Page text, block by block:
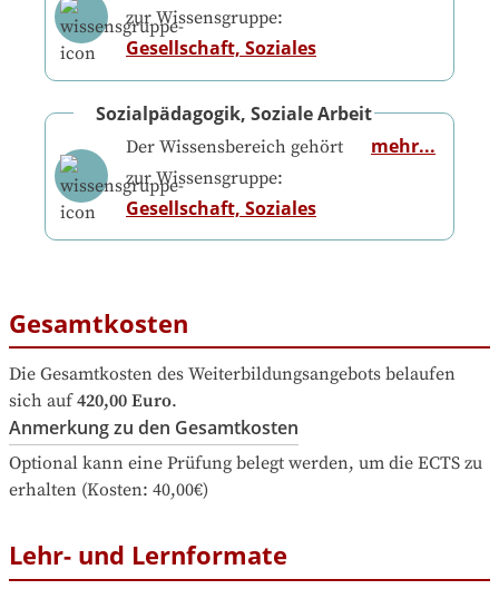
zur Wissensgruppe:
Gesellschaft, Soziales
Sozialpädagogik, Soziale Arbeit
Der Wissensbereich gehört
zur Wissensgruppe:
Gesellschaft, Soziales
mehr...
Gesamtkosten
Die Gesamtkosten des Weiterbildungsangebots belaufen
sich auf 420,00 Euro.
Anmerkung zu den Gesamtkosten
Optional kann eine Prüfung belegt werden, um die ECTS zu
erhalten (Kosten: 40,00€)
Lehr- und Lernformate